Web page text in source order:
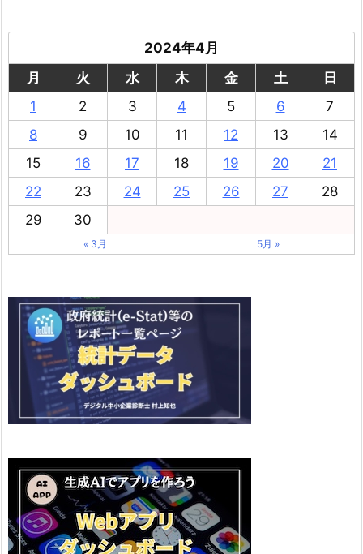
2024年4月
月
火 水 木 金 土
日
1
2 3 4 5 6
7
8
9 10 11 12 13
14
15
16 17 18 19 20
21
22
23 24 25 26 27
28
29
30
« 3月 5月 »